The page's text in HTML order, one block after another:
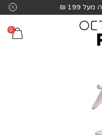
משלוח חינם בקניה מעל 199 ₪
0